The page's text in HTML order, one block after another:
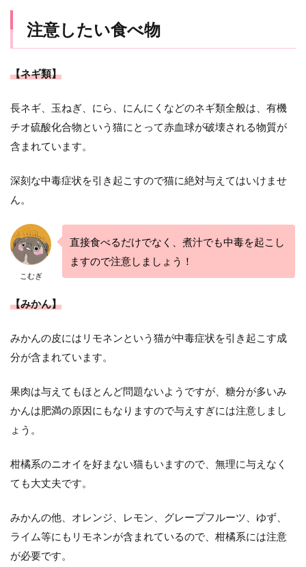
注意したい食べ物
【ネギ類】
長ネギ、玉ねぎ、にら、にんにくなどのネギ類全般は、有機
チオ硫酸化合物という猫にとって赤血球が破壊される物質が
含まれています。
深刻な中毒症状を引き起こすので猫に絶対与えてはいけませ
ん。
こむぎ
直接食べるだけでなく、煮汁でも中毒を起こし
ますので注意しましょう！
【みかん】
みかんの皮にはリモネンという猫が中毒症状を引き起こす成
分が含まれています。
果肉は与えてもほとんど問題ないようですが、糖分が多いみ
かんは肥満の原因にもなりますので与えすぎには注意しまし
ょう。
柑橘系のニオイを好まない猫もいますので、無理に与えなく
ても大丈夫です。
みかんの他、オレンジ、レモン、グレープフルーツ、ゆず、
ライム等にもリモネンが含まれているので、柑橘系には注意
が必要です。